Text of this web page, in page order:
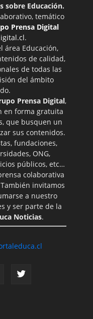
sobre Educación.
temático
Prensa Digital
.
área Educación,
de calidad,
de todas las
del ámbito
Prensa Digital,
en forma gratuita
que busquen un
sus contenidos.
fundaciones,
ONG,
públicos, etc…
colaborativa
invitamos
a nuestro
y ser parte de la
Noticias.